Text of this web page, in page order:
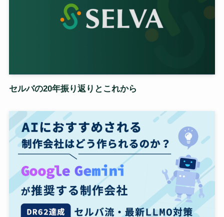
セルバの20年振り返りとこれから